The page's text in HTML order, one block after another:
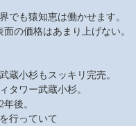
でも猿知恵は働かせます。
の価格はあまり上げない。
蔵小杉もスッキリ完売。
タワー武蔵小杉。
後。
行っていて